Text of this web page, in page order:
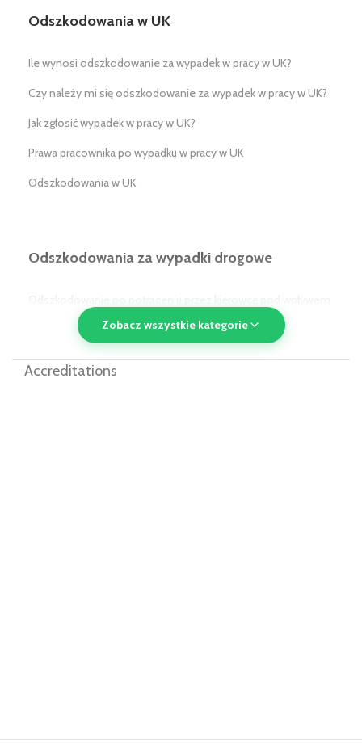
Odszkodowania w UK
Ile wynosi odszkodowanie za wypadek w pracy w UK?
Czy należy mi się odszkodowanie za wypadek w pracy w UK?
Jak zgłosić wypadek w pracy w UK?
Prawa pracownika po wypadku w pracy w UK
Odszkodowania w UK
Odszkodowania za wypadki drogowe
alkoholu/narkotyków w UK
Odszkodowanie po potrąceniu przez pojazd komunikacji
publicznej w UK
Zobacz wszystkie kategorie
Accreditations